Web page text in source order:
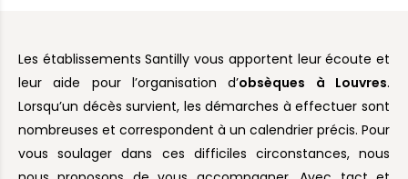
Les établissements Santilly vous apportent leur écoute et
leur aide pour l’organisation d’obsèques à Louvres.
Lorsqu’un décès survient, les démarches à effectuer sont
nombreuses et correspondent à un calendrier précis. Pour
vous soulager dans ces difficiles circonstances, nous